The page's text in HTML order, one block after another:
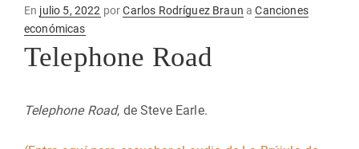
En Publicado
en
julio 5, 2022 porCarlos Rodríguez Braun aCanciones
económicas
Telephone Road
Telephone Road, de Steve Earle.